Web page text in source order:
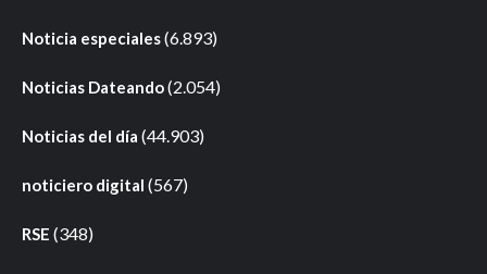
Noticia especiales(6.893)
Noticias Dateando(2.054)
Noticias del día (44.903)
noticiero digital (567)
RSE (348)